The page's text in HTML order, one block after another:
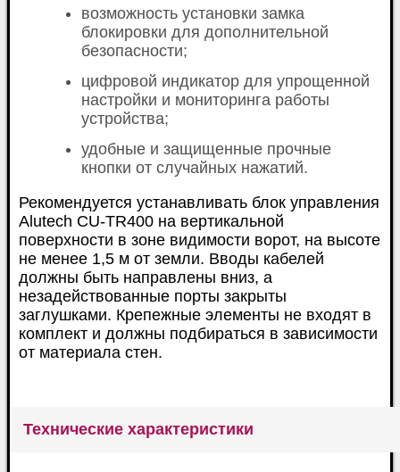
возможность установки замка
блокировки для дополнительной
безопасности;
цифровой индикатор для упрощенной
настройки и мониторинга работы
устройства;
удобные и защищенные прочные
кнопки от случайных нажатий.
Рекомендуется устанавливать блок управления
Alutech CU-TR400 на вертикальной
поверхности в зоне видимости ворот, на высоте
не менее 1,5 м от земли. Вводы кабелей
должны быть направлены вниз, а
незадействованные порты закрыты
заглушками. Крепежные элементы не входят в
комплект и должны подбираться в зависимости
от материала стен.
Технические характеристики